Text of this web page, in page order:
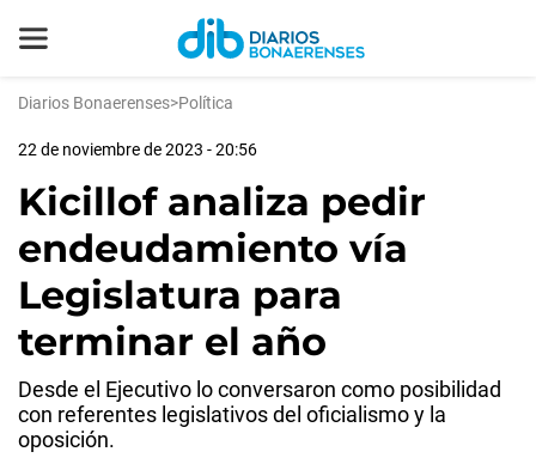
Diarios Bonaerenses>Política
22 de noviembre de 2023 - 20:56
Kicillof analiza pedir
endeudamiento vía
Legislatura para
terminar el año
Desde el Ejecutivo lo conversaron como posibilidad
con referentes legislativos del oficialismo y la
oposición.